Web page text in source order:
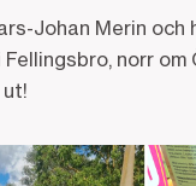
Johan Merin och
norr om